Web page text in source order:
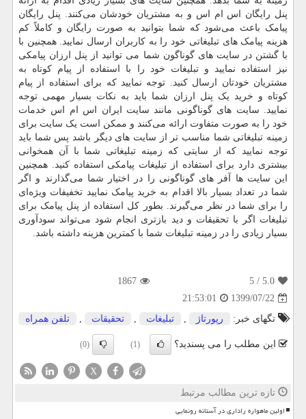
پنل رایگان اس ام اس و به مشتریان خودشان می‌کنند‌. پنل رایگان
پیامک باعث می‌شود که شما بتوانید به صورت رایگان و کاملاً کم‌
هزینه پیامک ‌های تبلیغاتی خود را به کاربران ارسال نمایید. همچنین با
با گشتن در سایت ‌های گوناگون شما می توانید از پنل ارزان پیامکی
نیز استفاده نمایید و تبلیغات خود را با استفاده از پیام کوتاه به
مشتریان خودتان ارسال کنید. توجه نمایید که برای استفاده از پیام
کوتاه و خرید یک پنل ارزان شما باید به نکات بسیار مهمی توجه
نمایید. سایت‌ های گوناگونی مانند سایت ایران اس ام اس خدمات
خود را به صورت متفاوت ارائه می‌کنند و ممکن است یک سایت برای
زمینه تبلیغاتی شما مناسب ‌تر از سایت های دیگر باشد پس شما باید
توجه نمایید که از سایتی که زمینه تبلیغاتی شما با آن همخوانی
بیشتری دارد برای استفاده از تبلیغات پیامکی استفاده کنید. همچنین
این سایت‌ ها آفر های گوناگونی را در اختیار شما می‌گذارند و اگر
شما در تعداد بسیار بالا اقدام به خرید پیامک نمایید تخفیفات ویژه‌ای
را برای شما در نظر می‌گیرند. بطور کل استفاده از پنل پیامک برای
تبلیغات اگر با تحقیقات و دید بازتری انجام شود می‌تواند سودآوری
بسیار زیادی را در زمینه تبلیغات شما با کمترین هزینه داشته باشد.
5.0
/ 5
1867
1399/07/22
21:53:01
تگهای خبر:
رپورتاژ , تبلیغات , تحقیقات , تلفن همراه
این مطلب را می پسندید؟ (1)
(0)
X
تازه ترین مطالب مرتبط
اولین ماهواره راداری در آستانه رونمایی